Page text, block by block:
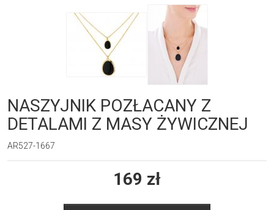
NASZYJNIK POZŁACANY Z
DETALAMI Z MASY ŻYWICZNEJ
AR527-1667
169 zł